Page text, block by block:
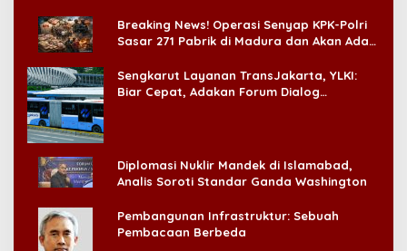
Breaking News! Operasi Senyap KPK-Polri
Sasar 271 Pabrik di Madura dan Akan Ada
Sengkarut Layanan TransJakarta, YLKI:
Biar Cepat, Adakan Forum Dialog
Diplomasi Nuklir Mandek di Islamabad,
Analis Soroti Standar Ganda Washington
Pembangunan Infrastruktur: Sebuah
Pembacaan Berbeda